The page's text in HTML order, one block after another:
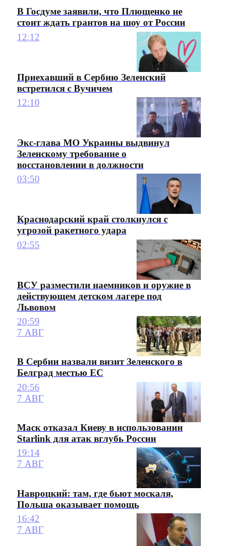
В Госдуме заявили, что Плющенко не
стоит ждать грантов на шоу от России
12:12
Приехавший в Сербию Зеленский
встретился с Вучичем
12:10
Экс-глава МО Украины выдвинул
Зеленскому требование о
восстановлении в должности
03:50
Краснодарский край столкнулся с
угрозой ракетного удара
02:55
ВСУ разместили наемников и оружие в
действующем детском лагере под
Львовом
20:59
7 АВГ
В Сербии назвали визит Зеленского в
Белград местью ЕС
20:56
7 АВГ
Маск отказал Киеву в использовании
Starlink для атак вглубь России
19:14
7 АВГ
Навроцкий: там, где бьют москаля,
Польша оказывает помощь
16:42
7 АВГ